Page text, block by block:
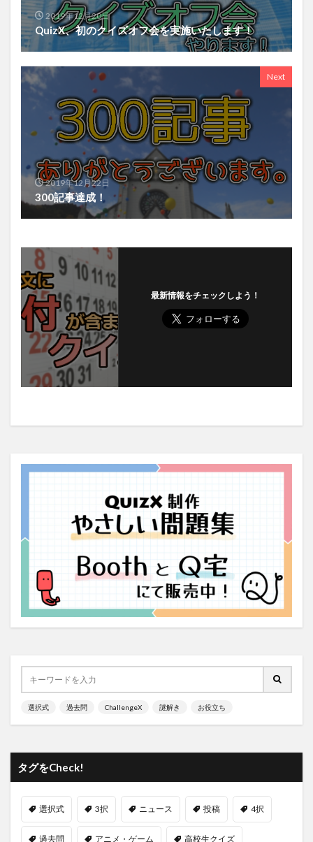
2019年12月20日
QuizX、初のクイズオフ会を実施いたします！
Next
2019年12月22日
300記事達成！
最新情報をチェックしよう！
選択式 過去問 ChallengeX 謎解き お役立ち
タグをCheck!
選択式 3択 ニュース 投稿 4択
過去問 アニメ・ゲーム 高校生クイズ